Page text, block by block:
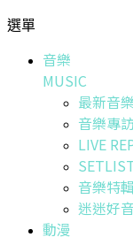
選單
音樂
MUSIC
最新音
音樂專訪
LIVE
音樂特輯
迷迷好
動漫